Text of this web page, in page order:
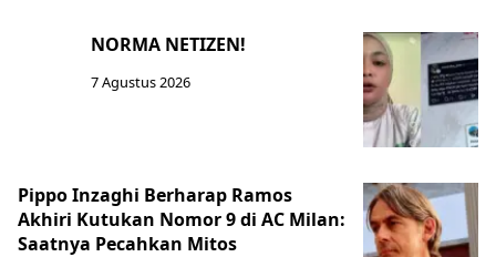
NORMA NETIZEN!
7 Agustus 2026
Pippo Inzaghi Berharap Ramos
Akhiri Kutukan Nomor 9 di AC Milan:
Saatnya Pecahkan Mitos